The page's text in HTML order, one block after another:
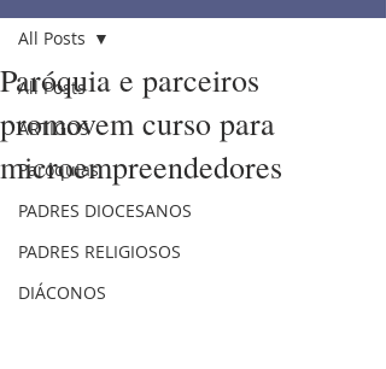
All Posts
ARTIGOS
Paróquias
PADRES DIOCESANOS
PADRES RELIGIOSOS
DIÁCONOS
All Posts
Paróquia e parceiros
promovem curso para
microempreendedores